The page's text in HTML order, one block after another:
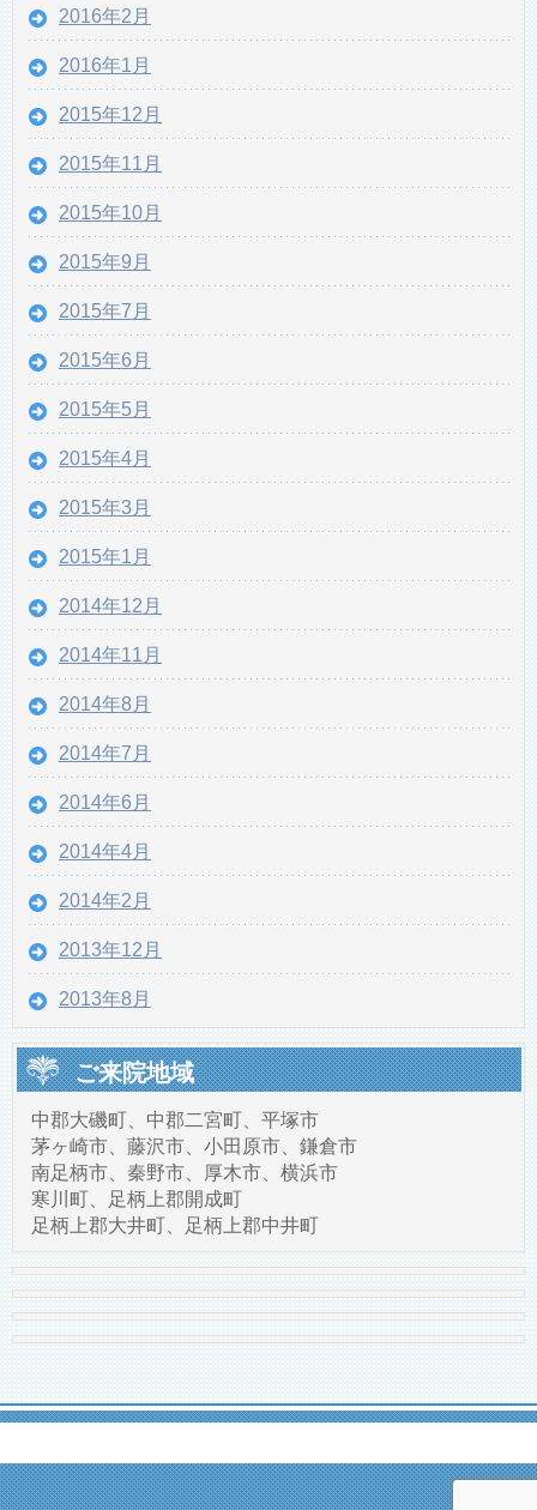
2016年2月
2016年1月
2015年12月
2015年11月
2015年10月
2015年9月
2015年7月
2015年6月
2015年5月
2015年4月
2015年3月
2015年1月
2014年12月
2014年11月
2014年8月
2014年7月
2014年6月
2014年4月
2014年2月
2013年12月
2013年8月
ご来院地域
中郡大磯町、中郡二宮町、平塚市
茅ヶ崎市、藤沢市、小田原市、鎌倉市
南足柄市、秦野市、厚木市、横浜市
寒川町、足柄上郡開成町
足柄上郡大井町、足柄上郡中井町